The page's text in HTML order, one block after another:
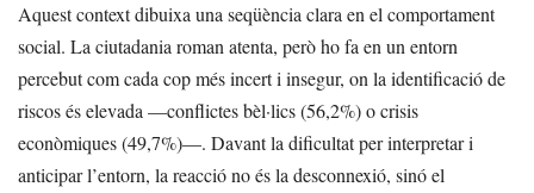
Aquest context dibuixa una seqüència clara en el comportament
social. La ciutadania roman atenta, però ho fa en un entorn
percebut com cada cop més incert i insegur, on la identificació de
riscos és elevada —conflictes bèl·lics (56,2%) o crisis
econòmiques (49,7%)—. Davant la dificultat per interpretar i
anticipar l’entorn, la reacció no és la desconnexió, sinó el